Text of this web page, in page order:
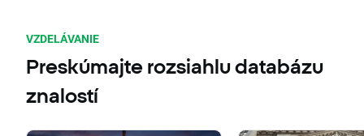
VZDELÁVANIE
Preskúmajte rozsiahlu databázu
znalostí